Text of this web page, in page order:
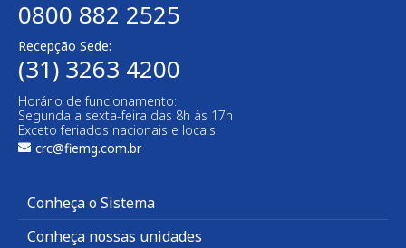
0800 882 2525
Recepção Sede:
(31) 3263 4200
Horário de funcionamento:
Segunda a sexta-feira das 8h às 17h
Exceto feriados nacionais e locais.
crc@fiemg.com.br
Conheça o Sistema
Conheça nossas unidades